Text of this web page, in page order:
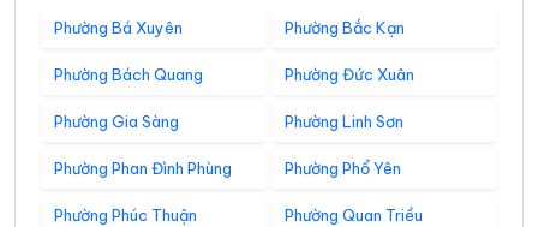
Phường Bá Xuyên Phường Bắc Kạn
Phường Bách Quang Phường Đức Xuân
Phường Gia Sàng Phường Linh Sơn
Phường Phan Đình Phùng Phường Phổ Yên
Phường Phúc Thuận Phường Quan Triều